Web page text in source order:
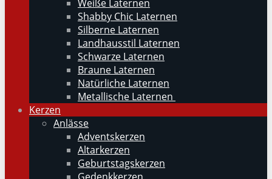
Weiße Laternen
Shabby Chic Laternen
Silberne Laternen
Landhausstil Laternen
Schwarze Laternen
Braune Laternen
Natürliche Laternen
Metallische Laternen
Kerzen
Anlässe
Adventskerzen
Altarkerzen
Geburtstagskerzen